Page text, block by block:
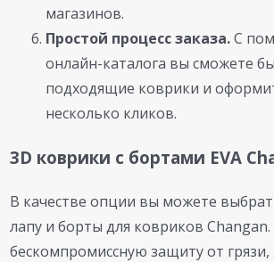
магазинов.
Простой процесс заказа.С
онлайн-каталога вы сможете
подходящие коврики и
несколько кликов.
3D коврики с бортами EVA
В качестве опции вы можете
лапу и борты для ковриков
бескомпромиссную защиту от